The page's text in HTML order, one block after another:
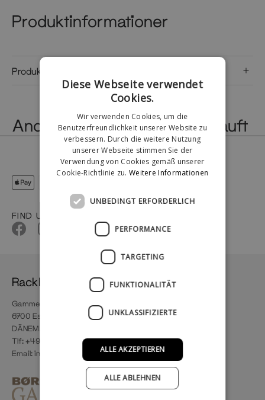
Produktinformationer
Produktbeschreibung
Andere haben auch das gekauft
FIND US
RackBuddy
Gammel Vardevej 66A
6700 Esbjerg
DÄNEMARK
Tlf: +49 800 0010004
Email:info@rackbuddy.de
Diese Webseite verwendet
Cookies.
Wir verwenden Cookies, um die
Benutzerfreundlichkeit unserer Website zu
verbessern. Durch die weitere Nutzung
unserer Webseite stimmen Sie der
Verwendung von Cookies gemäß unserer
Cookie-Richtlinie zu.Weitere Informationen
UNBEDINGT ERFORDERLICH
PERFORMANCE
TARGETING
FUNKTIONALITÄT
UNKLASSIFIZIERTE
ALLE AKZEPTIEREN
ALLE ABLEHNEN